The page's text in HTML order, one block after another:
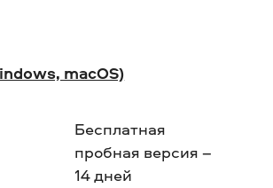
macOS)
Бесплатная
пробная версия –
14 дней